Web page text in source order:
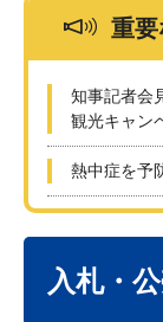
重
知事記者会
観光キャン
熱中症を予
入札・